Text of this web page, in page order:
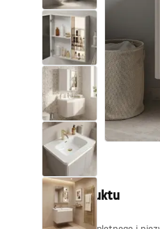
Wanny i parawany
Baterie
Natryski
Kuchnia
Akcesoria i meble
Opis produktu